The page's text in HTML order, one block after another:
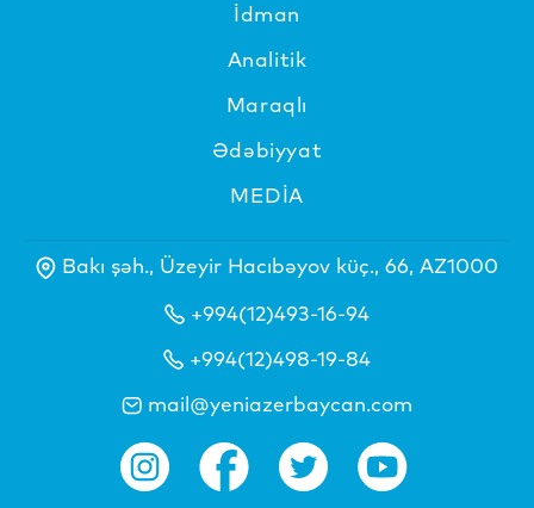
İdman
Analitik
Maraqlı
Ədəbiyyat
MEDİA
Bakı şəh., Üzeyir Hacıbəyov küç., 66, AZ1000
+994(12)493-16-94
+994(12)498-19-84
mail@yeniazerbaycan.com